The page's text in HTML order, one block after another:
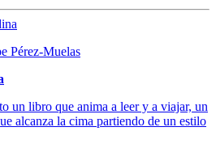
Pérez-Muelas
un libro que anima a leer y a viajar, un
alcanza la cima partiendo de un estilo